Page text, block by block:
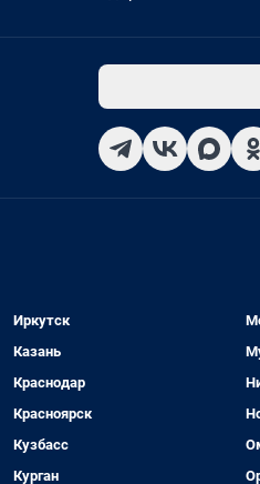
Иркутск
Казань
Краснодар
Красноярск
Кузбасс
Курган